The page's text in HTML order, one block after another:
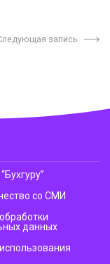
запись
со СМИ
данных